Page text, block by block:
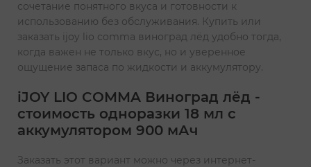
сочетание понятного вкуса и готовности к
использованию без обслуживания. Купить или
заказать ijoy lio comma виноград лёд удобно тогда,
когда важен не только вкус, но и уверенное
ощущение запаса по жидкости и аккумулятору.
iJOY LIO COMMA Виноград лёд -
стоимость одноразки 18 мл с
аккумулятором 900 мАч
Заказать этот вариант можно через интернет-